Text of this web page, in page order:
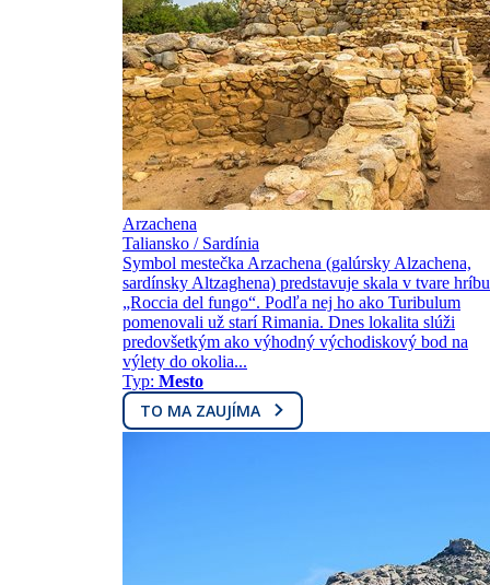
Arzachena
Taliansko / Sardínia
Symbol mestečka Arzachena (galúrsky Alzachena,
sardínsky Altzaghena) predstavuje skala v tvare hríbu
„Roccia del fungo“. Podľa nej ho ako Turibulum
pomenovali už starí Rimania. Dnes lokalita slúži
predovšetkým ako výhodný východiskový bod na
výlety do okolia...
Typ: Mesto
TO MA ZAUJÍMA